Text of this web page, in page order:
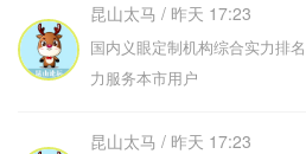
昆山太马 / 昨天 17:23
国内义眼定制机构综合实力排
力服务本市用户
昆山太马 / 昨天 17:23